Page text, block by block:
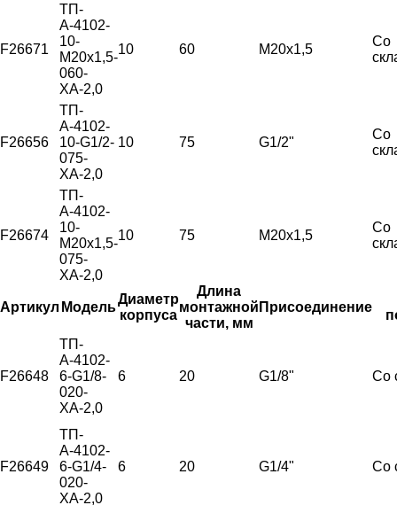
F26671
ТП-
А-4102-
10-
М20х1,5-
060-
ХА-2,0
10 60 М20х1,5
Со
F26656
ТП-
А-4102-
10-G1/2-
075-
ХА-2,0
10 75 G1/2"
Со
F26674
ТП-
А-4102-
10-
М20х1,5-
075-
ХА-2,0
10 75 М20х1,5
Со
Артикул Модель
Диаметр
корпуса
Длина
монтажной
части, мм
Присоединение
F26648
ТП-
А-4102-
6-G1/8-
020-
ХА-2,0
6 20 G1/8" Со
F26649
ТП-
А-4102-
6-G1/4-
020-
ХА-2,0
6 20 G1/4" Со